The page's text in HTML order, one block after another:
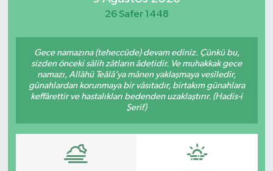
26 Safer 1448
Gece namazına (teheccüde) devam ediniz. Çünkü bu,
sizden önceki sâlih zâtların âdetidir. Ve muhakkak gece
namazı, Allâhü Teâlâ’ya mânen yaklaşmaya vesîledir,
günahlardan korunmaya bir vâsıtadır, birtakım günahlara
keffârettir ve hastalıkları bedenden uzaklaştırır. (Hadis-i
Şerif)